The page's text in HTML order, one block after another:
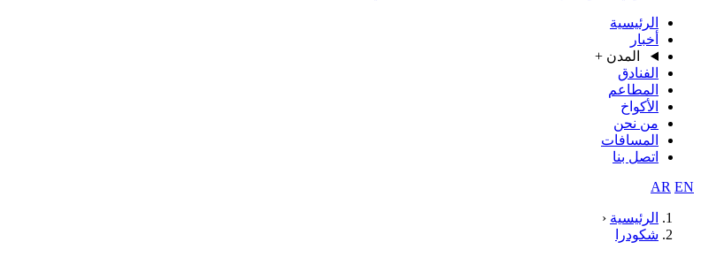
الرئيسية
أخبار
المدن +
الفنادق
المطاعم
الأكواخ
من نحن
المسافات
اتصل بنا
AR EN
الرئيسية ‹
شكودرا